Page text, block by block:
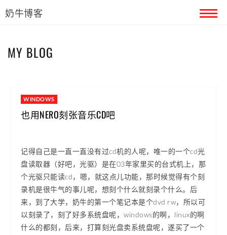
奶牛博客
MY BLOG
WINDOWS
也用NERO刻张音乐CD吧
记得自己是一直一直没有过cd机的人呢，唯一的一个cd光
盘读取器（好吧，光驱）是在03年家里买的台式机上，那
个光驱只能读cd，嗯，就这点儿功能，那时候觉得有个刻
录机是很牛气的事儿呢，想刻个什么就刻录个什么。后
来，到了大学，奶牛的第一个笔记本是个dvd rw，所以可
以刻录了，刻了好多系统盘呢，windows的啊，linux的啊
什么的都刻，后来，打算刻光盘卖系统盘呢，遂买了一个